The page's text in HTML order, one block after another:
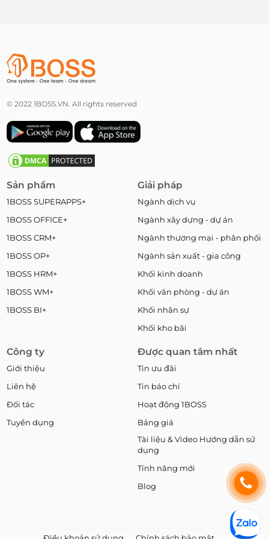
© 2022 1BOSS.VN. All rights reserved
Sản phẩm
1BOSS SUPERAPPS+
1BOSS OFFICE+
1BOSS CRM+
1BOSS OP+
1BOSS HRM+
1BOSS WM+
1BOSS BI+
Giải pháp
Ngành dịch vụ
Ngành xây dựng - dự án
Ngành thương mại - phân phối
Ngành sản xuất - gia công
Khối kinh doanh
Khối văn phòng - dự án
Khối nhân sự
Khối kho bãi
Công ty
Giới thiệu
Liên hệ
Đối tác
Tuyển dụng
Được quan tâm nhất
Tin ưu đãi
Tin báo chí
Hoạt động 1BOSS
Bảng giá
Tài liệu & Video Hướng dẫn sử
dụng
Tính năng mới
Blog